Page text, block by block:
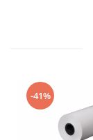
-41%